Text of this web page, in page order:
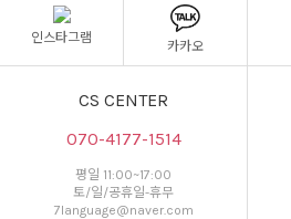
인스타그램
카카오
CS CENTER
070-4177-1514
평일 11:00~17:00
토/일/공휴일-휴무
7language@naver.com